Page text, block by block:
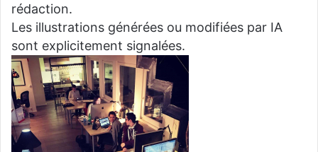
rédaction.
Les illustrations générées ou modifiées par IA
sont explicitement signalées.